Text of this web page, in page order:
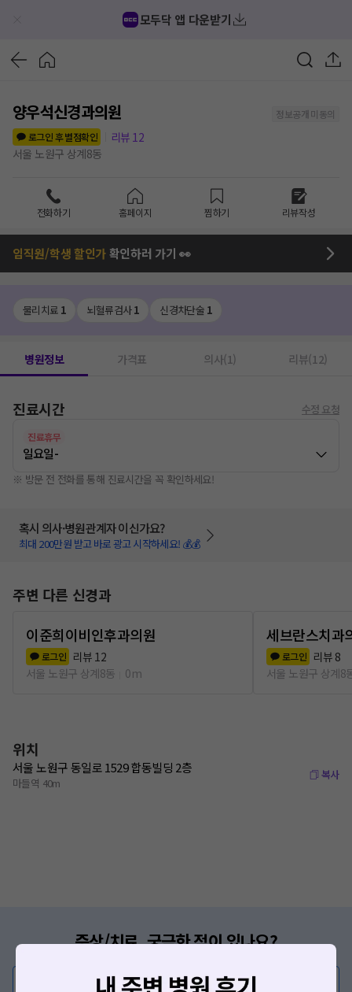
모두닥 앱 다운받기
양우석신경과의원
정보공개 미동의
로그인 후 별점확인
리뷰 12
서울 노원구 상계8동
전화하기 홈페이지 찜하기 리뷰작성
임직원/학생 할인가확인하러 가기 👀
물리치료 1 뇌혈류검사1 신경차단술 1
병원정보 가격표 의사(1) 리뷰(12)
진료시간 수정 요청
진료휴무
일요일-
※ 방문 전 전화를 통해 진료시간을 꼭 확인하세요!
혹시 의사·병원관계자 이신가요?
최대 200만원 받고 바로 광고 시작하세요! 💰💰
주변 다른 신경과
이준희이비인후과의원
로그인 리뷰 12
서울 노원구 상계8동
0m
세브란스치과
로그인 리뷰 8
서울 노원구 상계8
위치
서울 노원구 동일로 1529 합동빌딩 2층
마들역 40m
복사
증상/치료, 궁금한 점이 있나요?
💬 무엇이든 물어보세요